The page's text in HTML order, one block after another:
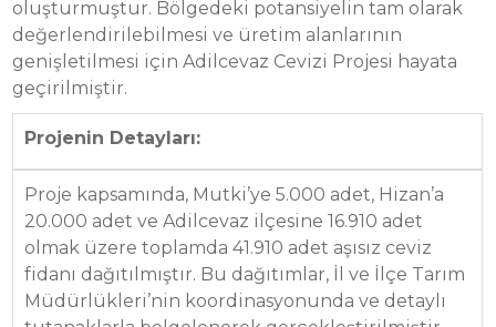
oluşturmuştur. Bölgedeki potansiyelin tam olarak
değerlendirilebilmesi ve üretim alanlarının
genişletilmesi için Adilcevaz Cevizi Projesi hayata
geçirilmiştir.
Projenin Detayları:
Proje kapsamında, Mutki’ye 5.000 adet, Hizan’a
20.000 adet ve Adilcevaz ilçesine 16.910 adet
olmak üzere toplamda 41.910 adet aşısız ceviz
fidanı dağıtılmıştır. Bu dağıtımlar, İl ve İlçe Tarım
Müdürlükleri’nin koordinasyonunda ve detaylı